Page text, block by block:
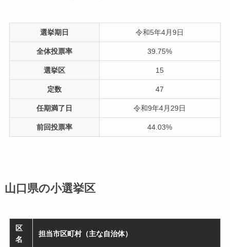
選挙期日 令和5年4月9日
全体投票率 39.75%
選挙区 15
定数 47
任期満了日 令和9年4月29日
前回投票率 44.03%
山口県の小選挙区
区
名
担当市区町村（主な自治体）